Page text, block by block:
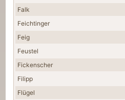
Falk
Feichtinger
Feig
Feustel
Fickenscher
Filipp
Flügel